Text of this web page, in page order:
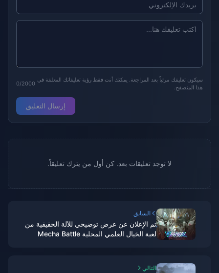
سيكون تعليقك مرئياً بعد المراجعة. يمكنك أنت فقط رؤية تعليقاتك المعلقة في
هذا المتصفح.
0/2000
إرسال التعليق
لا توجد تعليقات بعد. كن أول من يترك تعليقاً.
السابق
تم الإعلان عن عرض توضيحي للآلة الحقيقية من
لعبة الخيال العلمي المحلية Mecha Battle
التالي